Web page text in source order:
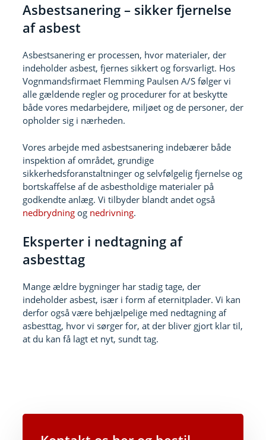
Asbestsanering – sikker fjernelse
af asbest
Asbestsanering er processen, hvor materialer, der
indeholder asbest, fjernes sikkert og forsvarligt. Hos
Vognmandsfirmaet Flemming Paulsen A/S følger vi
alle gældende regler og procedurer for at beskytte
både vores medarbejdere, miljøet og de personer, der
opholder sig i nærheden.
Vores arbejde med asbestsanering indebærer både
inspektion af området, grundige
sikkerhedsforanstaltninger og selvfølgelig fjernelse og
bortskaffelse af de asbestholdige materialer på
godkendte anlæg. Vi tilbyder blandt andet også
nedbrydning og nedrivning.
Eksperter i nedtagning af
asbesttag
Mange ældre bygninger har stadig tage, der
indeholder asbest, især i form af eternitplader. Vi kan
derfor også være behjælpelige med nedtagning af
asbesttag, hvor vi sørger for, at der bliver gjort klar til,
at du kan få lagt et nyt, sundt tag.